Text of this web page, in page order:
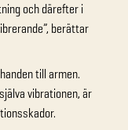
och därefter i
berättar
till armen.
vibrationen, är